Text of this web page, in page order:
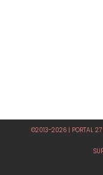
©2013-2026 | PORTAL 27